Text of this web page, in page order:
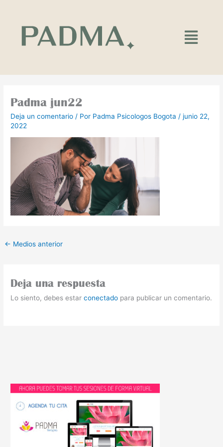
contenido
Main
Menu
Padma jun22
Deja un comentario / Por Padma Psicologos Bogota /junio 22,
2022
← Medios anterior
Deja una respuesta
Lo siento, debes estarconectado para publicar un comentario.